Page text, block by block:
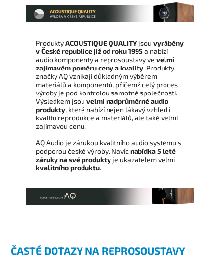
ProduktyACOUSTIQUE QUALITY jsou vyráběny
v České republice již od roku 1995 a nabízí
audio komponenty a reprosoustavy ve velmi
zajímavém poměru ceny a kvality. Produkty
značky AQ vznikají důkladným výběrem
materiálů a komponentů, přičemž celý proces
výroby je pod kontrolou samotné společnosti.
Výsledkem jsou velmi nadprůměrné audio
produkty, které nabízí nejen lákavý vzhled i
kvalitu reprodukce a materiálů, ale také velmi
zajímavou cenu.
AQ Audio je zárukou kvalitního audio systému s
podporou české výroby. Navíc nabídka 5 leté
záruky na své produkty je ukazatelem velmi
kvalitního produktu.
ČASTÉ DOTAZY NA REPROSOUSTAVY